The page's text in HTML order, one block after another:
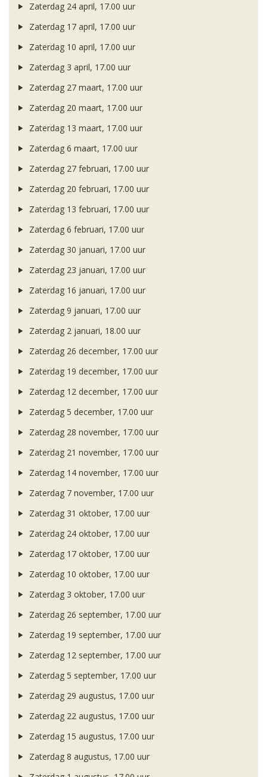
Zaterdag 24 april, 17.00 uur
Zaterdag 17 april, 17.00 uur
Zaterdag 10 april, 17.00 uur
Zaterdag 3 april, 17.00 uur
Zaterdag 27 maart, 17.00 uur
Zaterdag 20 maart, 17.00 uur
Zaterdag 13 maart, 17.00 uur
Zaterdag 6 maart, 17.00 uur
Zaterdag 27 februari, 17.00 uur
Zaterdag 20 februari, 17.00 uur
Zaterdag 13 februari, 17.00 uur
Zaterdag 6 februari, 17.00 uur
Zaterdag 30 januari, 17.00 uur
Zaterdag 23 januari, 17.00 uur
Zaterdag 16 januari, 17.00 uur
Zaterdag 9 januari, 17.00 uur
Zaterdag 2 januari, 18.00 uur
Zaterdag 26 december, 17.00 uur
Zaterdag 19 december, 17.00 uur
Zaterdag 12 december, 17.00 uur
Zaterdag 5 december, 17.00 uur
Zaterdag 28 november, 17.00 uur
Zaterdag 21 november, 17.00 uur
Zaterdag 14 november, 17.00 uur
Zaterdag 7 november, 17.00 uur
Zaterdag 31 oktober, 17.00 uur
Zaterdag 24 oktober, 17.00 uur
Zaterdag 17 oktober, 17.00 uur
Zaterdag 10 oktober, 17.00 uur
Zaterdag 3 oktober, 17.00 uur
Zaterdag 26 september, 17.00 uur
Zaterdag 19 september, 17.00 uur
Zaterdag 12 september, 17.00 uur
Zaterdag 5 september, 17.00 uur
Zaterdag 29 augustus, 17.00 uur
Zaterdag 22 augustus, 17.00 uur
Zaterdag 15 augustus, 17.00 uur
Zaterdag 8 augustus, 17.00 uur